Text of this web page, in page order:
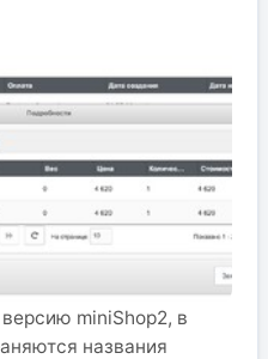
miniShop2, в
названия